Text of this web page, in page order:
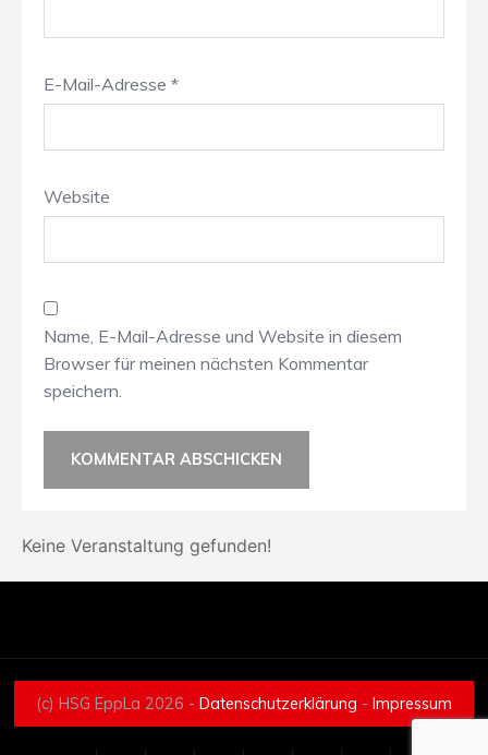
E-Mail-Adresse *
Website
Name, E-Mail-Adresse und Website in diesem
Browser für meinen nächsten Kommentar
speichern.
Keine Veranstaltung gefunden!
(c) HSG EppLa 2026 - Datenschutzerklärung - Impressum